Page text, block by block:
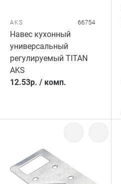
AKS 66754
Навес кухонный
универсальный
регулируемый TITAN
AKS
12.53р. / комп.